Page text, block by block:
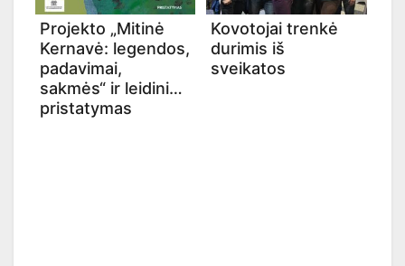
Projekto „Mitinė
Kernavė: legendos,
padavimai,
sakmės“ ir leidinio
pristatymas
Kovotojai trenkė
durimis iš
sveikatos